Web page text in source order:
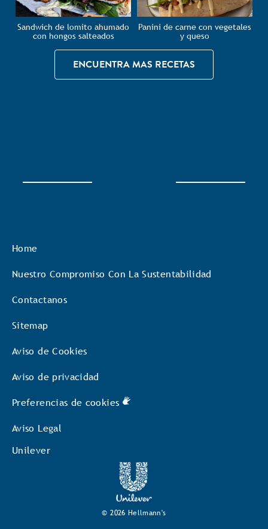
Sandwich de lomito ahumado
con hongos salteados
Panini de carne con vegetales
y queso
ENCUENTRA MAS RECETAS
Home
Nuestro Compromiso Con La Sustentabilidad
Contactanos
Sitemap
Aviso de Cookies
Aviso de privacidad
Preferencias de cookies
Aviso Legal
Unilever
© 2026 Hellmann's